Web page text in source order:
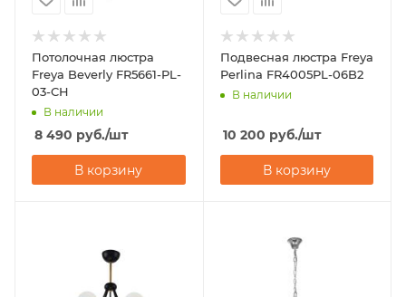
Потолочная люстра
Freya Beverly FR5661-PL-
03-CH
В наличии
8 490 руб./шт
В корзину
Подвесная люстра Freya
Perlina FR4005PL-06B2
В наличии
10 200 руб./шт
В корзину